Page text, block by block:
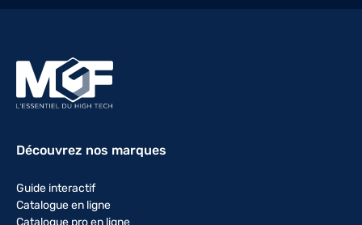
Découvrez nos marques
Guide interactif
Catalogue en ligne
Catalogue pro en ligne